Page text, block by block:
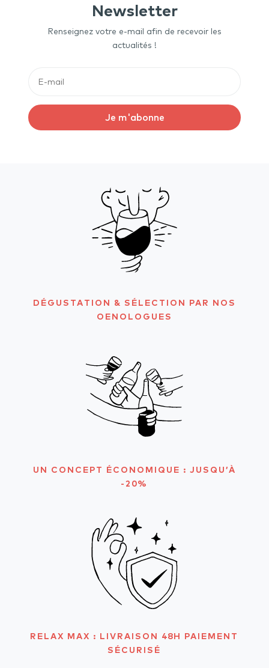
Newsletter
Renseignez votre e-mail afin de recevoir les
actualités !
Je m'abonne
DÉGUSTATION & SÉLECTION PAR NOS
OENOLOGUES
UN CONCEPT ÉCONOMIQUE : JUSQU’À
-20%
RELAX MAX : LIVRAISON 48H PAIEMENT
SÉCURISÉ